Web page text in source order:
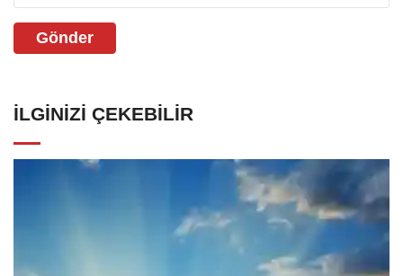
Gönder
İLGINIZI ÇEKEBILIR